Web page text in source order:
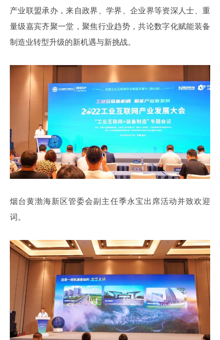
产业联盟承办，来自政界、学界、企业界等资深人士、重
量级嘉宾齐聚一堂，聚焦行业趋势，共论数字化赋能装备
制造业转型升级的新机遇与新挑战。
烟台黄渤海新区管委会副主任季永宝出席活动并致欢迎
词。